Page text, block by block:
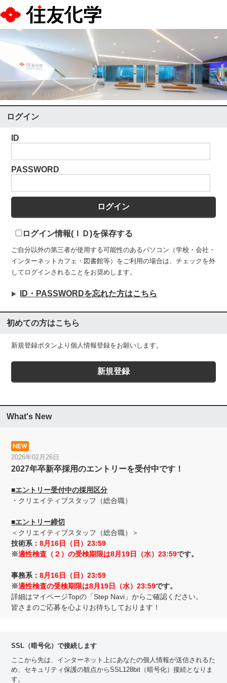
ログイン
ID
PASSWORD
ログイン情報(ＩＤ)を保存する
ご自分以外の第三者が使用する可能性のあるパソコン（学校・会社・
インターネットカフェ・図書館等）をご利用の場合は、チェックを外
してログインされることをお奨めします。
ID・PASSWORDを忘れた方はこちら
初めての方はこちら
新規登録ボタンより個人情報登録をお願いします。
What's New
2026年02月26日
2027年卒新卒採用のエントリーを受付中です！
■エントリー受付中の採用区分
・クリエイティブスタッフ（総合職）
■エントリー締切
＜クリエイティブスタッフ（総合職）＞
技術系：8月16日（日）23:59
※適性検査（２）の受検期限は8月19日（水）23:59です。
事務系：8月16日（日）23:59
※適性検査の受検期限は8月19日（水）23:59です。
詳細はマイページTopの「Step Navi」からご確認ください。
皆さまのご応募を心よりお待ちしております！
SSL（暗号化）で接続します
ここから先は、インターネット上にあなたの個人情報が送信されるた
め、セキュリティ保護の観点からSSL128bit（暗号化）接続となりま
す。